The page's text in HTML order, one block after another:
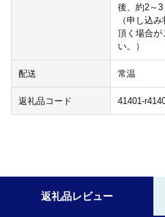
後、約2～3
（申し込
頂く場合が
い。）
配送 常温
返礼品コード 41401-
返礼品レビュー